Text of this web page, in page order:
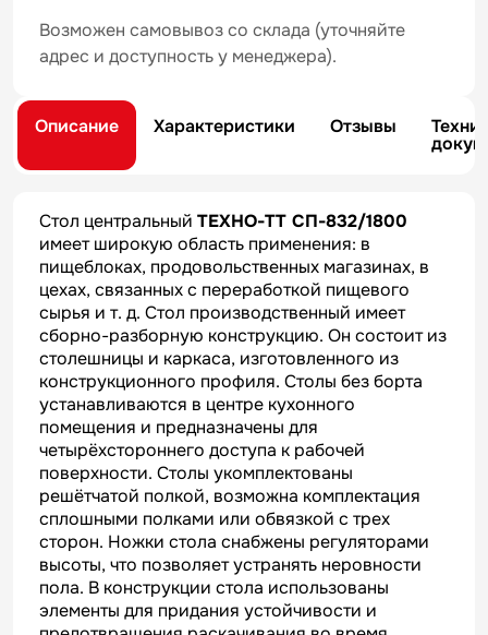
Возможен самовывоз со склада (уточняйте
адрес и доступность у менеджера).
Описание Характеристики Отзывы
Стол центральный ТЕХНО-ТТ СП-832/1800
имеет широкую область применения: в
пищеблоках, продовольственных магазинах, в
цехах, связанных с переработкой пищевого
сырья и т. д. Стол производственный имеет
сборно-разборную конструкцию. Он состоит из
столешницы и каркаса, изготовленного из
конструкционного профиля. Столы без борта
устанавливаются в центре кухонного
помещения и предназначены для
четырёхстороннего доступа к рабочей
поверхности. Столы укомплектованы
решётчатой полкой, возможна комплектация
сплошными полками или обвязкой с трех
сторон. Ножки стола снабжены регуляторами
высоты, что позволяет устранять неровности
пола. В конструкции стола использованы
элементы для придания устойчивости и